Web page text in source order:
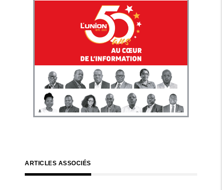
ARTICLES ASSOCIÉS